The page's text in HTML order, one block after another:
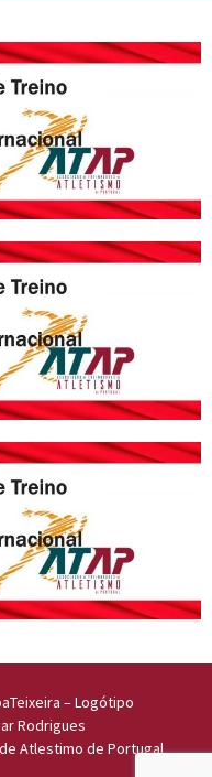
– Logótipo
Rodrigues
Atlestimo de Portugal